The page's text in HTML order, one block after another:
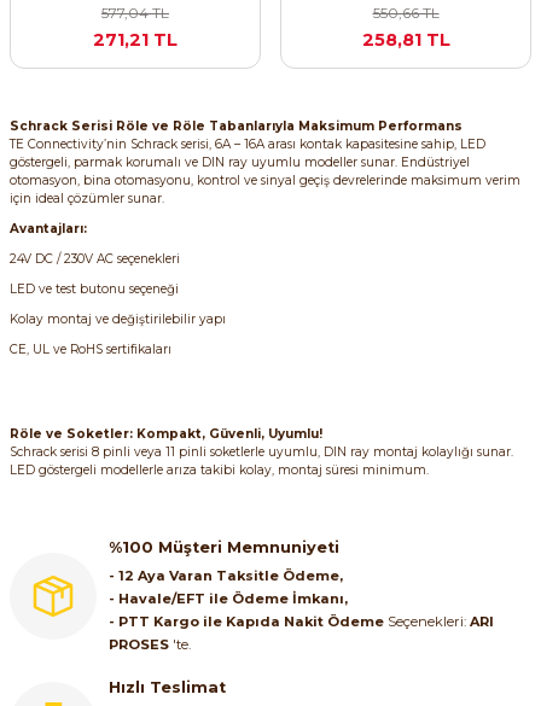
Pako Şalterler
577,04 TL
271,21 TL
550,66 TL
258,81 TL
Schrack Serisi Röle ve Röle Tabanlarıyla Maksimum Performans
TE Connectivity’nin Schrack serisi, 6A – 16A arası kontak kapasitesine sahip, LED
göstergeli, parmak korumalı ve DIN ray uyumlu modeller sunar. Endüstriyel
otomasyon, bina otomasyonu, kontrol ve sinyal geçiş devrelerinde maksimum verim
için ideal çözümler sunar.
Avantajları:
24V DC / 230V AC seçenekleri
LED ve test butonu seçeneği
Kolay montaj ve değiştirilebilir yapı
CE, UL ve RoHS sertifikaları
Röle ve Soketler: Kompakt, Güvenli, Uyumlu!
Schrack serisi 8 pinli veya 11 pinli soketlerle uyumlu, DIN ray montaj kolaylığı sunar.
LED göstergeli modellerle arıza takibi kolay, montaj süresi minimum.
%100 Müşteri Memnuniyeti
- 12 Aya Varan Taksitle Ödeme,
- Havale/EFT ile Ödeme İmkanı,
- PTT Kargo ile Kapıda Nakit Ödeme Seçenekleri: ARI
PROSES 'te.
Hızlı Teslimat